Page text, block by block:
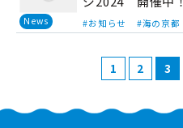
News #お知らせ #海の京都
1 2 3